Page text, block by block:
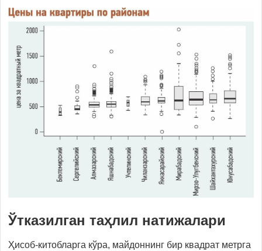
Ўтказилган таҳлил натижалари
Ҳисоб-китобларга кўра, майдоннинг бир квадрат метрга